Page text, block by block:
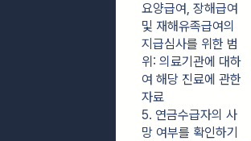
요양급여, 장해급여
및 재해유족급여의
지급심사를 위한 범
위: 의료기관에 대하
여 해당 진료에 관한
자료
5. 연금수급자의 사
망 여부를 확인하기